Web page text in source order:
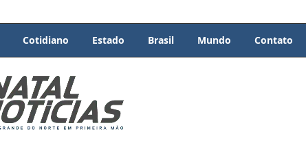
Cotidiano Estado Brasil Mundo Contato